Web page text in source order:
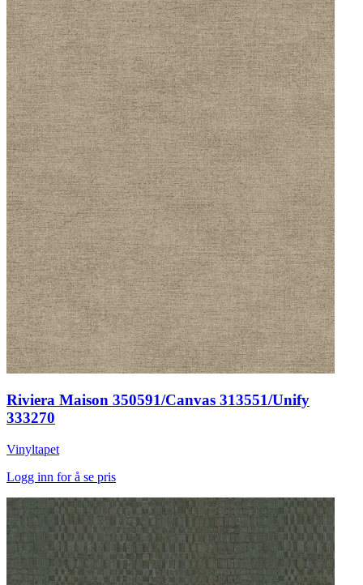
Riviera Maison 350591/Canvas 313551/Unify
333270
Vinyltapet
Logg inn for å se pris